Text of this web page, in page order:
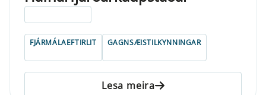
FJÁRMÁLAEFTIRLIT GAGNSÆISTILKYNNINGAR
Lesa meira